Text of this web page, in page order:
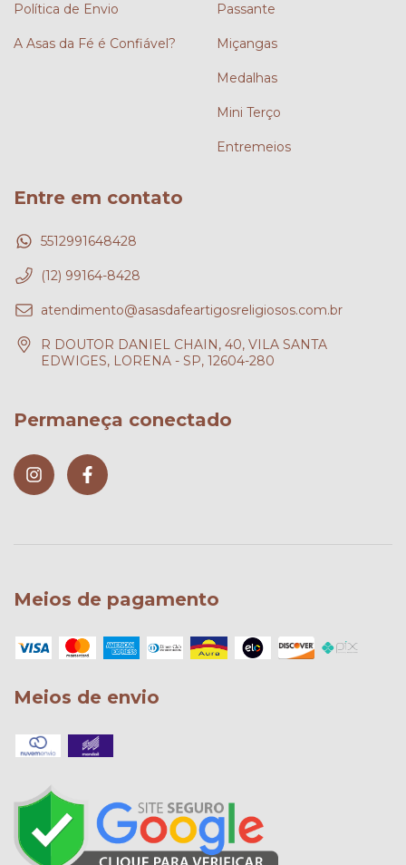
Política de Envio
A Asas da Fé é Confiável?
Passante
Miçangas
Medalhas
Mini Terço
Entremeios
Entre em contato
5512991648428
(12) 99164-8428
atendimento@asasdafeartigosreligiosos.com.br
R DOUTOR DANIEL CHAIN, 40, VILA SANTA
EDWIGES, LORENA - SP, 12604-280
Permaneça conectado
Meios de pagamento
Meios de envio